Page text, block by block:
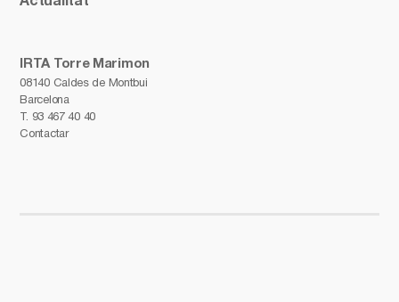
IRTA Torre Marimon
08140 Caldes de Montbui
Barcelona
T. 93 467 40 40
Contactar